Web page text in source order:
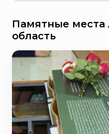
Памятные места
область